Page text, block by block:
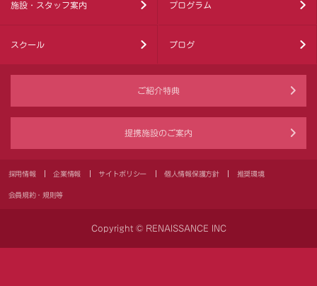
施設・スタッフ案内 プログラム
スクール ブログ
ご紹介特典
提携施設のご案内
採用情報 企業情報 サイトポリシー 個人情報保護方針 推奨環境
会員規約・規則等
Copyright © RENAISSANCE INC